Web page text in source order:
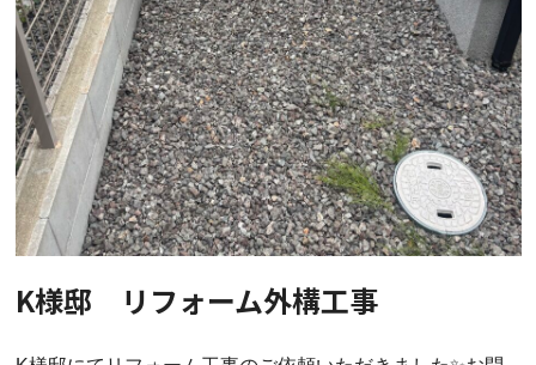
K様邸 リフォーム外構工事